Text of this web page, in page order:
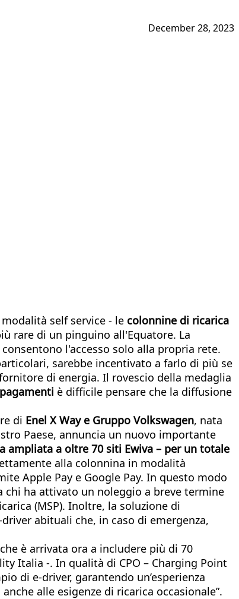
December 28, 2023
self service - le colonnine di ricarica
rare di un pinguino all'Equatore. La
l'accesso solo alla propria rete.
sarebbe incentivato a farlo di più se
di energia. Il rovescio della medaglia
è difficile pensare che la diffusione
di Enel X Way e Gruppo Volkswagen, nata
Paese, annuncia un nuovo importante
a oltre 70 siti Ewiva – per un totale
alla colonnina in modalità
Apple Pay e Google Pay. In questo modo
chi ha attivato un noleggio a breve termine
(MSP). Inoltre, la soluzione di
abituali che, in caso di emergenza,
è arrivata ora a includere più di 70
Italia -. In qualità di CPO – Charging Point
di e-driver, garantendo un’esperienza
alle esigenze di ricarica occasionale”.